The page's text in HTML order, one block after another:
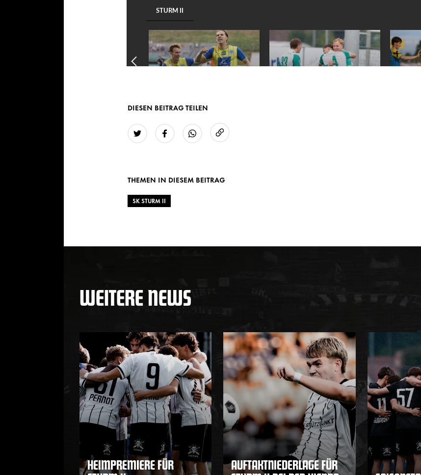
DIESEN BEITRAG TEILEN
THEMEN IN DIESEM BEITRAG
SK STURM II
WEITERE NEWS
HEIMPREMIERE FÜR
AUFTAKTNIEDERLAGE FÜR